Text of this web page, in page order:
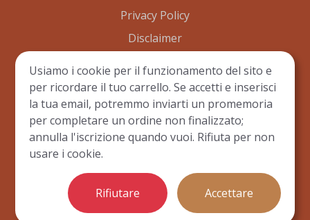
Privacy Policy
Disclaimer
© Copyright 2023 - Tutti i diritti riservati da de Byl
Technologies LLC
Usiamo i cookie per il funzionamento del sito e
per ricordare il tuo carrello. Se accetti e inserisci
la tua email, potremmo inviarti un promemoria
per completare un ordine non finalizzato;
annulla l'iscrizione quando vuoi. Rifiuta per non
usare i cookie.
Rifiutare Accettare